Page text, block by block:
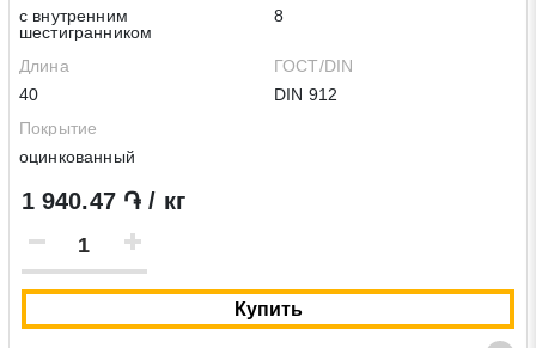
с внутренним
шестигранником
8
Длина
40
ГОСТ/DIN
DIN 912
Покрытие
оцинкованный
1 940.47 ֏ / кг
Купить